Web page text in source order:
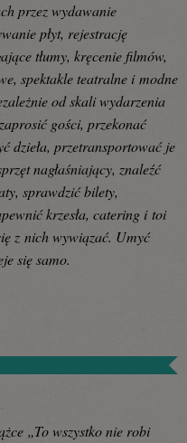
przez wydawanie
płyt, rejestrację
tłumy, kręcenie filmów,
spektakle teatralne i modne
od skali wydarzenia
gości, przekonać
dzieła, przetransportować je
nagłaśniający, znaleźć
sprawdzić bilety,
krzesła, catering i toi
z nich wywiązać. Umyć
się samo.
„To wszystko nie robi